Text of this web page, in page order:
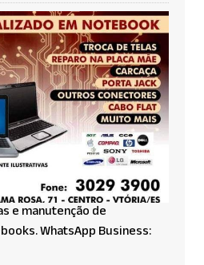
e manutenção de
WhatsApp Business: